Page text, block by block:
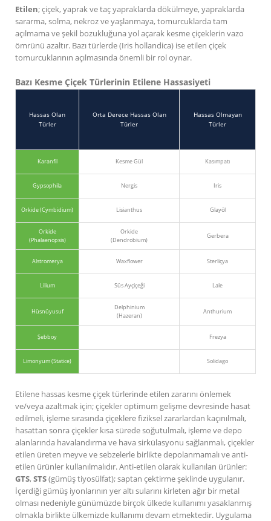
Etilen; çiçek, yaprak ve taç yapraklarda dökülmeye, yapraklarda
sararma, solma, nekroz ve yaşlanmaya, tomurcuklarda tam
açılmama ve şekil bozukluğuna yol açarak kesme çiçeklerin vazo
ömrünü azaltır. Bazı türlerde (Iris hollandica) ise etilen çiçek
tomurcuklarının açılmasında önemli bir rol oynar.
Bazı Kesme Çiçek Türlerinin Etilene Hassasiyeti
Hassas Olan
Türler
Orta Derece Hassas Olan
Türler
Hassas Olmayan
Türler
Karanfil Kesme Gül Kasımpatı
Gypsophila Nergis Iris
Orkide (Cymbidium) Lisianthus Glayöl
Orkide
(Phalaenopsis)
Orkide
(Dendrobium)
Gerbera
Alstromerya Waxflower Sterliçya
Lilium Süs Ayçiçeği Lale
Hüsnüyusuf
Delphinium
(Hazeran)
Anthurium
Şebboy Frezya
Limonyum (Statice) Solidago
Etilene hassas kesme çiçek türlerinde etilen zararını önlemek
ve/veya azaltmak için; çiçekler optimum gelişme devresinde hasat
edilmeli, işleme sırasında çiçeklere fiziksel zararlardan kaçınılmalı,
hasattan sonra çiçekler kısa sürede soğutulmalı, işleme ve depo
alanlarında havalandırma ve hava sirkülasyonu sağlanmalı, çiçekler
etilen üreten meyve ve sebzelerle birlikte depolanmamalı ve anti-
etilen ürünler kullanılmalıdır. Anti-etilen olarak kullanılan ürünler:
GTS,STS(gümüş tiyosülfat); saptan çektirme şeklinde uygulanır.
İçerdiği gümüş iyonlarının yer altı sularını kirleten ağır bir metal
olması nedeniyle günümüzde birçok ülkede kullanımı yasaklanmış
olmakla birlikte ülkemizde kullanımı devam etmektedir. Uygulama